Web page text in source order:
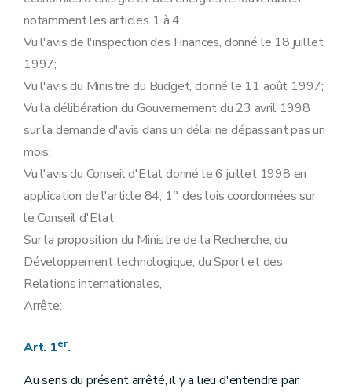
notamment les articles 1 à 4;
Vu l'avis de l'inspection des Finances, donné le 18 juillet
1997;
Vu l'avis du Ministre du Budget, donné le 11 août 1997;
Vu la délibération du Gouvernement du 23 avril 1998
sur la demande d'avis dans un délai ne dépassant pas un
mois;
Vu l'avis du Conseil d'Etat donné le 6 juillet 1998 en
application de l'article 84, 1°, des lois coordonnées sur
le Conseil d'Etat;
Sur la proposition du Ministre de la Recherche, du
Développement technologique, du Sport et des
Relations internationales,
Arrête:
Art. 1er.
Au sens du présent arrêté, il y a lieu d'entendre par: